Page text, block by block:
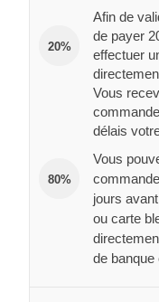
20%
Afin de
de payer
effectuer
Vous
délais
80%
Vous
jours
ou carte
de banque